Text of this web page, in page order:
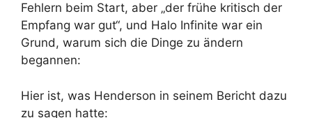
Fehlern beim Start, aber „der frühe kritisch der
Empfang war gut“, und Halo Infinite war ein
Grund, warum sich die Dinge zu ändern
begannen:
Hier ist, was Henderson in seinem Bericht dazu
zu sagen hatte: